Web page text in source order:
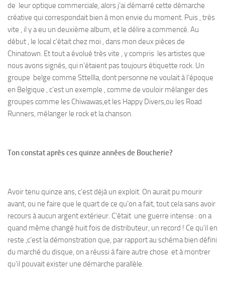
de leur optique commerciale, alors j’ai démarré cette démarche
créative qui correspondait bien à mon envie du moment. Puis , très
vite , il y a eu un deuxième album, et le délire a commencé. Au
début , le local c’était chez moi , dans mon deux pièces de
Chinatown. Et tout a évolué très vite , y compris les artistes que
nous avons signés, qui n’étaient pas toujours étiquette rock. Un
groupe belge comme Sttellla, dont personne ne voulait à l’époque
en Belgique , c’est un exemple , comme de vouloir mélanger des
groupes comme les Chiwawas,et les Happy Divers,ou les Road
Runners, mélanger le rock et la chanson.
Ton constat après ces quinze années de Boucherie?
Avoir tenu quinze ans, c’est déjà un exploit. On aurait pu mourir
avant, ou ne faire que le quart de ce qu’on a fait, tout cela sans avoir
recours à aucun argent extérieur. C’était une guerre intense : on a
quand même changé huit fois de distributeur, un record ! Ce qu’il en
reste ,c’est la démonstration que, par rapport au schéma bien défini
du marché du disque, on a réussi à faire autre chose et à montrer
qu’il pouvait exister une démarche parallèle.